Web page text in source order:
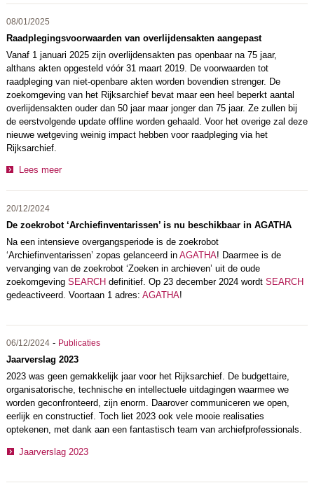
08/01/2025
Raadplegingsvoorwaarden van overlijdensakten aangepast
Vanaf 1 januari 2025 zijn overlijdensakten pas openbaar na 75 jaar,
althans akten opgesteld vóór 31 maart 2019. De voorwaarden tot
raadpleging van niet-openbare akten worden bovendien strenger. De
zoekomgeving van het Rijksarchief bevat maar een heel beperkt aantal
overlijdensakten ouder dan 50 jaar maar jonger dan 75 jaar. Ze zullen bij
de eerstvolgende update offline worden gehaald. Voor het overige zal deze
nieuwe wetgeving weinig impact hebben voor raadpleging via het
Rijksarchief.
Lees meer
20/12/2024
De zoekrobot ‘Archiefinventarissen’ is nu beschikbaar in AGATHA
Na een intensieve overgangsperiode is de zoekrobot
‘Archiefinventarissen’ zopas gelanceerd in AGATHA! Daarmee is de
vervanging van de zoekrobot ‘Zoeken in archieven’ uit de oude
zoekomgeving SEARCH definitief. Op 23 december 2024 wordt SEARCH
gedeactiveerd. Voortaan 1 adres: AGATHA!
06/12/2024- Publicaties
Jaarverslag 2023
2023 was geen gemakkelijk jaar voor het Rijksarchief. De budgettaire,
organisatorische, technische en intellectuele uitdagingen waarmee we
worden geconfronteerd, zijn enorm. Daarover communiceren we open,
eerlijk en constructief. Toch liet 2023 ook vele mooie realisaties
optekenen, met dank aan een fantastisch team van archiefprofessionals.
Jaarverslag 2023